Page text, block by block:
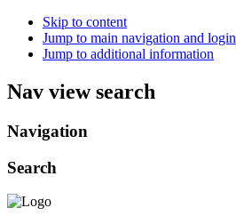
Skip to content
Jump to main navigation and login
Jump to additional information
Nav view search
Navigation
Search